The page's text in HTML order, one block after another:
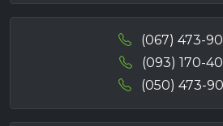
(067) 473-
(093) 170-
(050) 473-